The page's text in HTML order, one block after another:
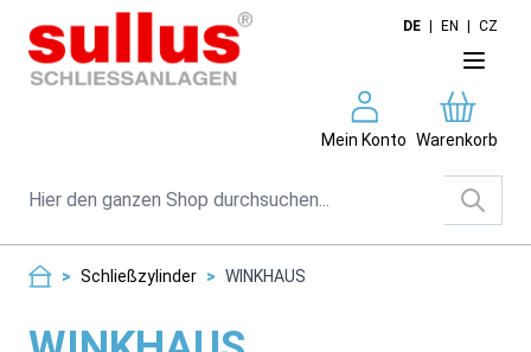
Direkt zum Inhalt
DE EN CZ
Mein Konto Warenkorb
Suche
> Schließzylinder > WINKHAUS